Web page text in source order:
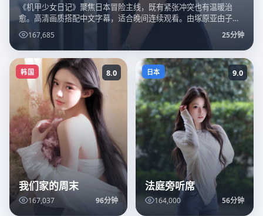
《机甲少女日记》聚焦日本冒险主线，既有紧张冲突也有温暖治
愈。高清画质搭配中文字幕，适合晚间连续观看。由塚原亚由子执
导，石原里美、有村架纯、佐藤健等主演，2018年上映。动画画面
细腻...
167,685 25分钟
韩国 8.0
我们家的周末
167,037 96分钟
日本 9.0
法庭旁听席
164,000 56分钟